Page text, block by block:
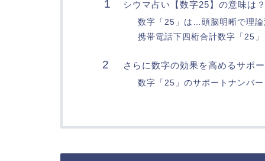
シウマ占い【数字25】の意味は
数字「25」は…頭脳明晰で理
携帯電話下四桁合計数字「25
さらに数字の効果を高めるサポ
数字「25」のサポートナンバ